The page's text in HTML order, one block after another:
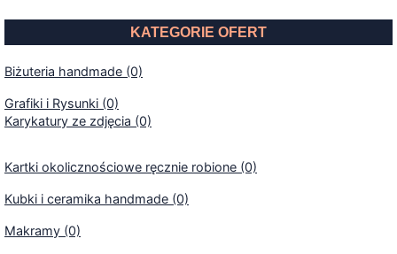
KATEGORIE OFERT
Biżuteria handmade (0)
Grafiki i Rysunki (0)
Karykatury ze zdjęcia (0)
Kartki okolicznościowe ręcznie robione (0)
Kubki i ceramika handmade (0)
Makramy (0)